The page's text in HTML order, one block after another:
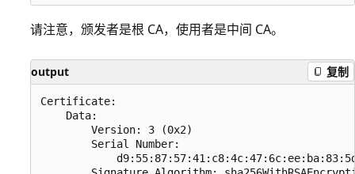
请注意，颁发者是根 CA，使用者是中间 CA。
output 复制
Certificate:
    Data:
        Version: 3 (0x2)
        Serial Number: